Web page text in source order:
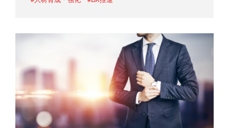
激しいビジネス環境の中で、日本企業が競争力を強